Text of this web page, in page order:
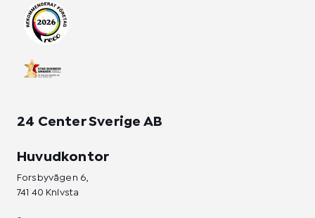
24 Center Sverige AB
Huvudkontor
Forsbyvägen 6,
741 40 Knivsta